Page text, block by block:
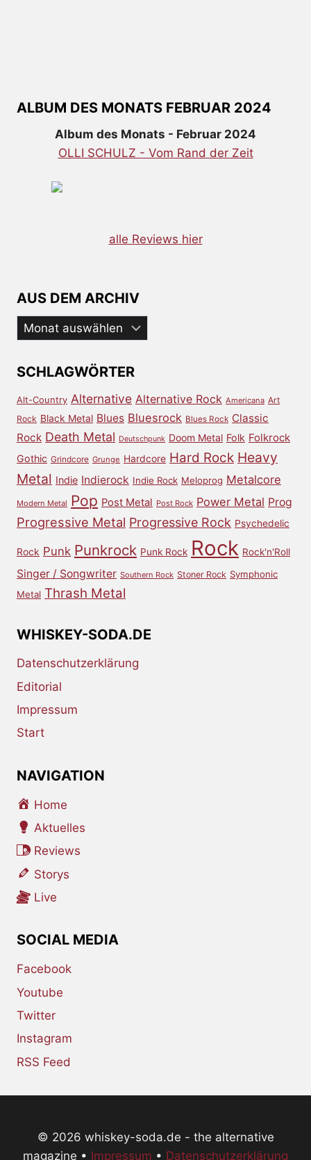
ALBUM DES MONATS FEBRUAR 2024
Album des Monats - Februar 2024
OLLI SCHULZ - Vom Rand der Zeit
alle Reviews hier
AUS DEM ARCHIV
Aus
dem
SCHLAGWÖRTER
Alt-Country Alternative Alternative Rock Americana Art
Rock Black Metal Blues Bluesrock Blues Rock Classic
Rock Death Metal Deutschpunk Doom Metal Folk Folkrock
Gothic Grindcore Grunge Hardcore Hard Rock Heavy
Metal Indie Indierock Indie Rock Meloprog Metalcore
Modern Metal Pop Post Metal Post Rock Power Metal Prog
Progressive Metal Progressive Rock Psychedelic
Rock Punk Punkrock Punk Rock Rock Rock'n'Roll
Singer / Songwriter Southern Rock Stoner Rock Symphonic
Metal Thrash Metal
WHISKEY-SODA.DE
Datenschutzerklärung
Editorial
Impressum
Start
NAVIGATION
Home
Aktuelles
Reviews
Storys
Live
SOCIAL MEDIA
Facebook
Youtube
Twitter
Instagram
RSS Feed
© 2026 whiskey-soda.de - the alternative
magazine • Impressum • Datenschutzerklärung